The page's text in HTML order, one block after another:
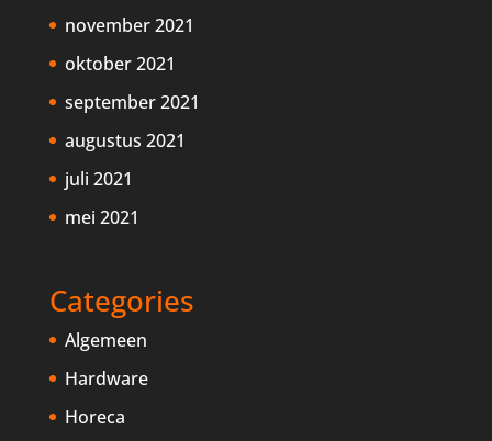
november 2021
oktober 2021
september 2021
augustus 2021
juli 2021
mei 2021
Categories
Algemeen
Hardware
Horeca